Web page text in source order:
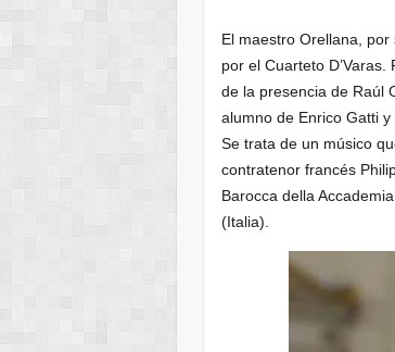
El maestro Orellana,
por el Cuarteto
de la presencia de Raúl
alumno de Enrico Gatti
Se trata de un músico
contratenor francés
Barocca della
(Italia).